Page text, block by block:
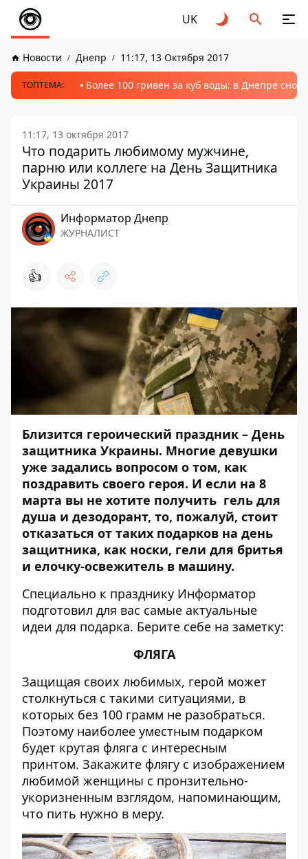
UK
Новости Днепр 11:17, 13 Октября 2017
ТОПТЕМА: Более 100 гривен за куб воды: в Днепре
11:17, 13 октября 2017
Что подарить любимому мужчине,
парню или коллеге на День Защитника
Украины 2017
Информатор Днепр
ЖУРНАЛИСТ
👍
Близится героический праздник – День
защитника Украины. Многие девушки
уже задались вопросом о том, как
поздравить своего героя. И если на 8
марта вы не хотите получить гель для
душа и дезодорант, то, пожалуй, стоит
отказаться от таких подарков на день
защитника, как носки, гели для бритья
и елочку-освежитель в машину.
Специально к празднику Информатор
подготовил для вас самые актуальные
идеи для подарка. Берите себе на заметку:
ФЛЯГА
Защищая своих любимых, герой может
столкнуться с такими ситуациями, в
которых без 100 грамм не разобраться.
Поэтому наиболее уместным подарком
будет крутая фляга с интересным
принтом. Закажите флягу с изображением
любимой женщины с пронзительно-
укоризненным взглядом, напоминающим,
что пить нужно в меру.